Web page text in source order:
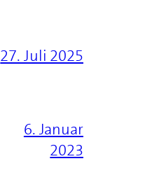
27. Juli 2025
6. Januar
2023